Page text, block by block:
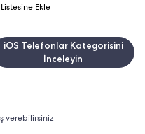
Ekle
iOS Telefonlar Kategorisini
İnceleyin
verebilirsiniz